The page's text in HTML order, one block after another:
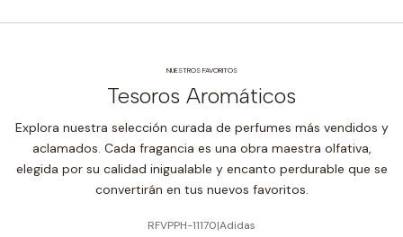
NUESTROS FAVORITOS
Tesoros Aromáticos
Explora nuestra selección curada de perfumes más vendidos y
aclamados. Cada fragancia es una obra maestra olfativa,
elegida por su calidad inigualable y encanto perdurable que se
convertirán en tus nuevos favoritos.
RFVPPH-11170|Adidas